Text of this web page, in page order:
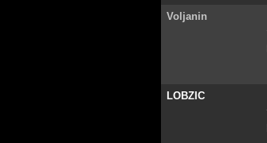
Voljanin
LOBZIC